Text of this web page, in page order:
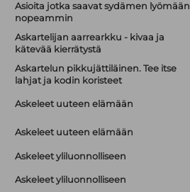
Asioita jotka saavat sydämen lyömään
nopeammin
Askartelijan aarrearkku - kivaa ja
kätevää kierrätystä
Askartelun pikkujättiläinen. Tee itse
lahjat ja kodin koristeet
Askeleet uuteen elämään
Askeleet uuteen elämään
Askeleet yliluonnolliseen
Askeleet yliluonnolliseen